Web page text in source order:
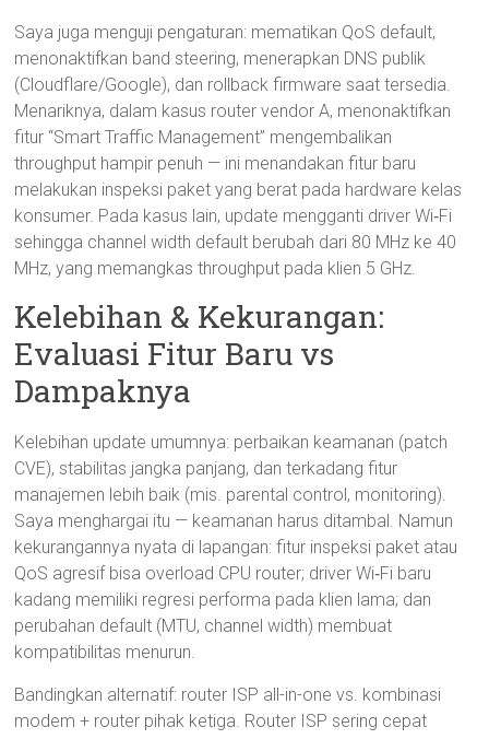
Saya juga menguji pengaturan: mematikan QoS default,
menonaktifkan band steering, menerapkan DNS publik
(Cloudflare/Google), dan rollback firmware saat tersedia.
Menariknya, dalam kasus router vendor A, menonaktifkan
fitur “Smart Traffic Management” mengembalikan
throughput hampir penuh — ini menandakan fitur baru
melakukan inspeksi paket yang berat pada hardware kelas
konsumer. Pada kasus lain, update mengganti driver Wi‑Fi
sehingga channel width default berubah dari 80 MHz ke 40
MHz, yang memangkas throughput pada klien 5 GHz.
Kelebihan & Kekurangan:
Evaluasi Fitur Baru vs
Dampaknya
Kelebihan update umumnya: perbaikan keamanan (patch
CVE), stabilitas jangka panjang, dan terkadang fitur
manajemen lebih baik (mis. parental control, monitoring).
Saya menghargai itu — keamanan harus ditambal. Namun
kekurangannya nyata di lapangan: fitur inspeksi paket atau
QoS agresif bisa overload CPU router; driver Wi‑Fi baru
kadang memiliki regresi performa pada klien lama; dan
perubahan default (MTU, channel width) membuat
kompatibilitas menurun.
Bandingkan alternatif: router ISP all-in-one vs. kombinasi
modem + router pihak ketiga. Router ISP sering cepat